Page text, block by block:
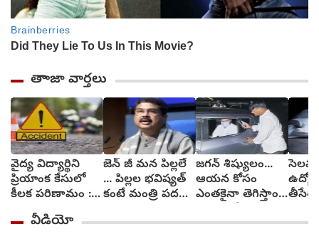
తాాజా వార్తలు
వైద్య విద్యార్థిని
ప్రియాంక కేసులో
కీలక పరిణామం :
సెక్షన్లు మార్చనున్న
పోలీసులు
జెన్ జీ మన పిల్లలే
... పిల్లల భవిష్యత్
కంటే మంత్రి పదవి
ధర్మేంద్ర ప్రధాన్
జగన్ శిష్యులం...
ఆయన కోసం
ఎంతకైనా తెగిస్తాం :
చింతాడ
వీడియో